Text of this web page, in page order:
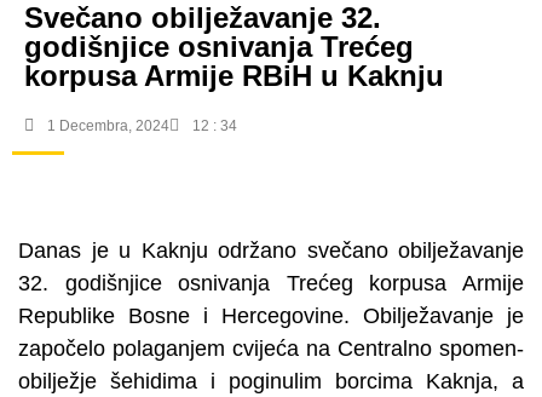
Svečano obilježavanje 32.
godišnjice osnivanja Trećeg
korpusa Armije RBiH u Kaknju
1 Decembra, 2024 12 : 34
Danas je u Kaknju održano svečano obilježavanje
32. godišnjice osnivanja Trećeg korpusa Armije
Republike Bosne i Hercegovine. Obilježavanje je
započelo polaganjem cvijeća na Centralno spomen-
obilježje šehidima i poginulim borcima Kaknja, a